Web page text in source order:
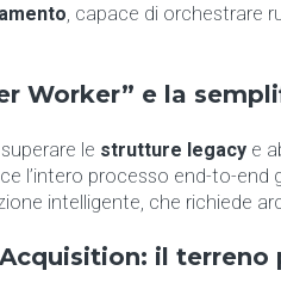
, capace di orchestrare
Worker” e la
superare le strutture legacye
l’intero processo end-to-end
intelligente, che richiede
il terreno